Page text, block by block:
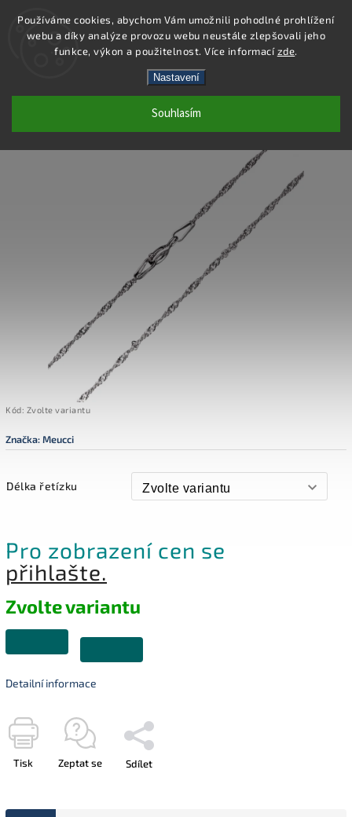
Používáme cookies, abychom Vám umožnili pohodlné prohlížení
webu a díky analýze provozu webu neustále zlepšovali jeho
funkce, výkon a použitelnost. Více informacízde.
Nastavení
Souhlasím
Hledat
SC020 - ŘETÍZEK AG 925/1000
Kód: Zvolte variantu
Značka:Meucci
Délka řetízku
Pro zobrazení cen se
přihlašte.
Zvolte variantu
Detailní informace
Tisk Zeptat se Sdílet